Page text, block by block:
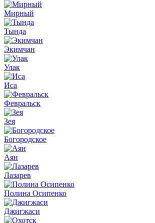
Мирный
Тында
Экимчан
Улак
Иса
Февральск
Зея
Богородское
Аян
Лазарев
Полина Осипенко
Джигжаси